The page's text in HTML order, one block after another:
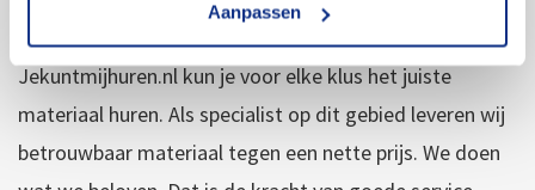
Aanpassen
Aanhangwagens, hoogwerkers en verhuisliften: bij
Jekuntmijhuren.nl kun je voor elke klus het juiste
materiaal huren. Als specialist op dit gebied leveren wij
betrouwbaar materiaal tegen een nette prijs. We doen